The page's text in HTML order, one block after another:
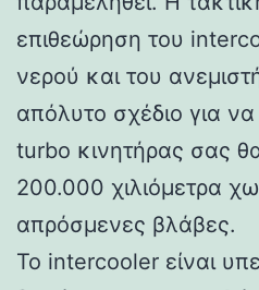
επιθεώρηση του
νερού και του
απόλυτο σχέδιο για να
turbo κινητήρας σας
200.000 χιλιόμετρα
απρόσμενες βλάβες.
Το intercooler είναι